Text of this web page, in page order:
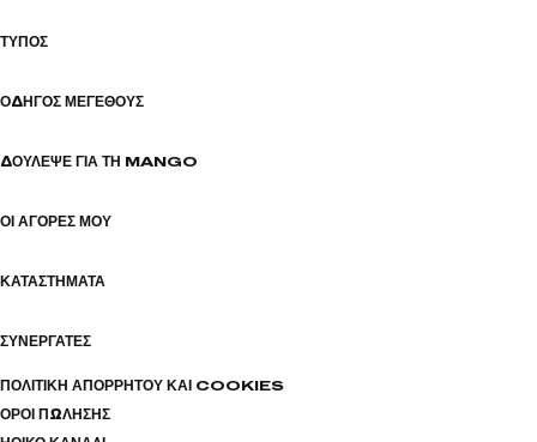
ΤΎΠΟΣ
ΟΔΗΓΌΣ ΜΕΓΈΘΟΥΣ
ΔΟΎΛΕΨΕ ΓΙΑ ΤΗ MANGO
ΟΙ ΑΓΟΡΈΣ ΜΟΥ
ΚΑΤΑΣΤΉΜΑΤΑ
ΣΥΝΕΡΓΆΤΕΣ
ΠΟΛΙΤΙΚΉ ΑΠΟΡΡΉΤΟΥ ΚΑΙ COOKIES
ΌΡΟΙ ΠΏΛΗΣΗΣ